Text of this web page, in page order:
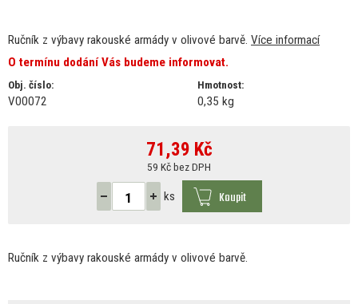
Ručník z výbavy rakouské armády v olivové barvě. Více informací
O termínu dodání Vás budeme informovat.
Obj. číslo:
V00072
Hmotnost:
0,35 kg
71,39 Kč
59 Kč bez DPH
ks Koupit
Ručník z výbavy rakouské armády v olivové barvě.